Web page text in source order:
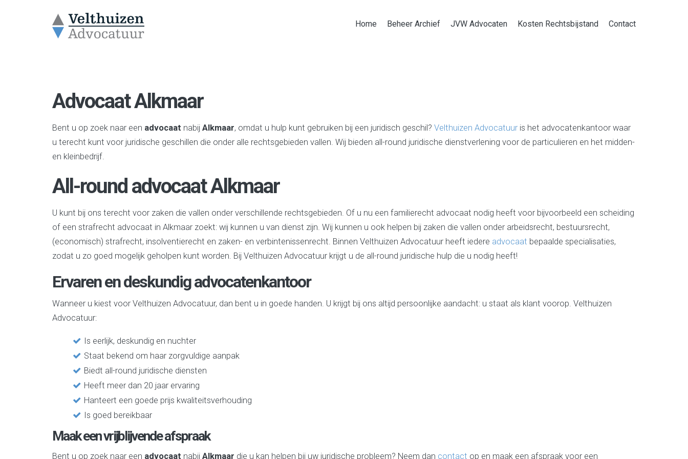
Home Beheer Archief JVW Advocaten Kosten Rechtsbijstand Contact
Advocaat Alkmaar
Bent u op zoek naar een advocaat nabij Alkmaar, omdat u hulp kunt gebruiken bij een juridisch geschil? Velthuizen Advocatuur is het advocatenkantoor waar
u terecht kunt voor juridische geschillen die onder alle rechtsgebieden vallen. Wij bieden all-round juridische dienstverlening voor de particulieren en het midden-
en kleinbedrijf.
All-round advocaat Alkmaar
U kunt bij ons terecht voor zaken die vallen onder verschillende rechtsgebieden. Of u nu een familierecht advocaat nodig heeft voor bijvoorbeeld een scheiding
of een strafrecht advocaat in Alkmaar zoekt: wij kunnen u van dienst zijn. Wij kunnen u ook helpen bij zaken die vallen onder arbeidsrecht, bestuursrecht,
(economisch) strafrecht, insolventierecht en zaken- en verbintenissenrecht. Binnen Velthuizen Advocatuur heeft iedere advocaat bepaalde specialisaties,
zodat u zo goed mogelijk geholpen kunt worden. Bij Velthuizen Advocatuur krijgt u de all-round juridische hulp die u nodig heeft!
Ervaren en deskundig advocatenkantoor
Wanneer u kiest voor Velthuizen Advocatuur, dan bent u in goede handen. U krijgt bij ons altijd persoonlijke aandacht: u staat als klant voorop. Velthuizen
Advocatuur:
Is eerlijk, deskundig en nuchter
Staat bekend om haar zorgvuldige aanpak
Biedt all-round juridische diensten
Heeft meer dan 20 jaar ervaring
Hanteert een goede prijs kwaliteitsverhouding
Is goed bereikbaar
Maak een vrijblijvende afspraak
Bent u op zoek naar een advocaat nabij Alkmaar die u kan helpen bij uw juridische probleem? Neem dan contact op en maak een afspraak voor een